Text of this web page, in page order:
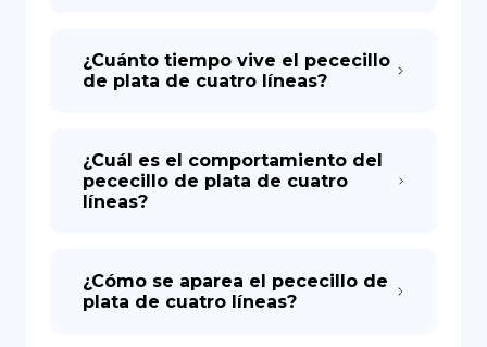
¿Cuánto tiempo vive el pececillo
de plata de cuatro líneas?
¿Cuál es el comportamiento del
pececillo de plata de cuatro
líneas?
¿Cómo se aparea el pececillo de
plata de cuatro líneas?